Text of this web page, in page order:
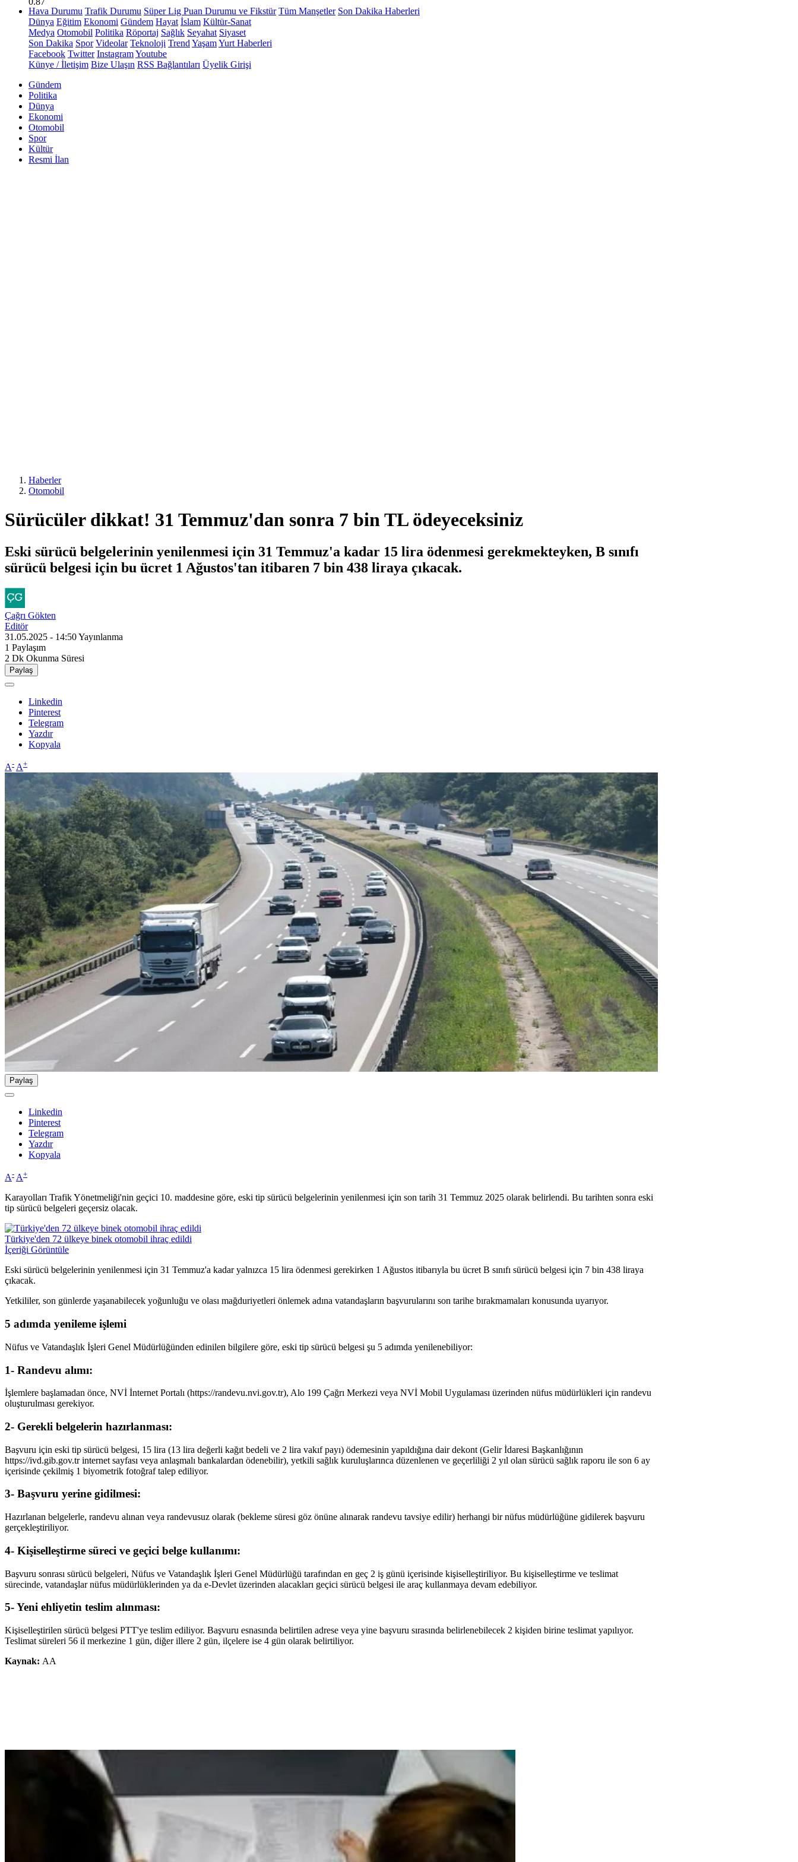
Hava Durumu Trafik Durumu Süper Lig Puan Durumu ve Fikstür Tüm Manşetler Son Dakika Haberleri
Dünya Eğitim Ekonomi Gündem Hayat İslam Kültür-Sanat
Medya Otomobil Politika Röportaj Sağlık Seyahat Siyaset
Son Dakika Spor Videolar Teknoloji Trend YaşamYurt Haberleri
Facebook Twitter InstagramYoutube
Künye / İletişim Bize Ulaşın RSS Bağlantıları Üyelik Girişi
Gündem
Politika
Dünya
Ekonomi
Otomobil
Spor
Kültür
Resmi İlan
Haberler
Otomobil
Sürücüler dikkat! 31 Temmuz'dan sonra 7 bin TL ödeyeceksiniz
Eski sürücü belgelerinin yenilenmesi için 31 Temmuz'a kadar 15 lira ödenmesi gerekmekteyken, B sınıfı
sürücü belgesi için bu ücret 1 Ağustos'tan itibaren 7 bin 438 liraya çıkacak.
Çağrı Gökten
Editör
31.05.2025 - 14:50Yayınlanma
1 Paylaşım
2 Dk Okunma Süresi
Paylaş
Linkedin
Pinterest
Telegram
Yazdır
Kopyala
A- A+
Paylaş
Linkedin
Pinterest
Telegram
Yazdır
Kopyala
A- A+
Karayolları Trafik Yönetmeliği'nin geçici 10. maddesine göre, eski tip sürücü belgelerinin yenilenmesi için son tarih 31 Temmuz 2025 olarak belirlendi. Bu tarihten sonra eski
tip sürücü belgeleri geçersiz olacak.
Türkiye'den 72 ülkeye binek otomobil ihraç edildi
İçeriği Görüntüle
Eski sürücü belgelerinin yenilenmesi için 31 Temmuz'a kadar yalnızca 15 lira ödenmesi gerekirken 1 Ağustos itibarıyla bu ücret B sınıfı sürücü belgesi için 7 bin 438 liraya
çıkacak.
Yetkililer, son günlerde yaşanabilecek yoğunluğu ve olası mağduriyetleri önlemek adına vatandaşların başvurularını son tarihe bırakmamaları konusunda uyarıyor.
5 adımda yenileme işlemi
Nüfus ve Vatandaşlık İşleri Genel Müdürlüğünden edinilen bilgilere göre, eski tip sürücü belgesi şu 5 adımda yenilenebiliyor:
1- Randevu alımı:
İşlemlere başlamadan önce, NVİ İnternet Portalı (https://randevu.nvi.gov.tr), Alo 199 Çağrı Merkezi veya NVİ Mobil Uygulaması üzerinden nüfus müdürlükleri için randevu
oluşturulması gerekiyor.
2- Gerekli belgelerin hazırlanması:
Başvuru için eski tip sürücü belgesi, 15 lira (13 lira değerli kağıt bedeli ve 2 lira vakıf payı) ödemesinin yapıldığına dair dekont (Gelir İdaresi Başkanlığının
https://ivd.gib.gov.tr internet sayfası veya anlaşmalı bankalardan ödenebilir), yetkili sağlık kuruluşlarınca düzenlenen ve geçerliliği 2 yıl olan sürücü sağlık raporu ile son 6 ay
içerisinde çekilmiş 1 biyometrik fotoğraf talep ediliyor.
3- Başvuru yerine gidilmesi:
Hazırlanan belgelerle, randevu alınan veya randevusuz olarak (bekleme süresi göz önüne alınarak randevu tavsiye edilir) herhangi bir nüfus müdürlüğüne gidilerek başvuru
gerçekleştiriliyor.
4- Kişiselleştirme süreci ve geçici belge kullanımı:
Başvuru sonrası sürücü belgeleri, Nüfus ve Vatandaşlık İşleri Genel Müdürlüğü tarafından en geç 2 iş günü içerisinde kişiselleştiriliyor. Bu kişiselleştirme ve teslimat
sürecinde, vatandaşlar nüfus müdürlüklerinden ya da e-Devlet üzerinden alacakları geçici sürücü belgesi ile araç kullanmaya devam edebiliyor.
5- Yeni ehliyetin teslim alınması:
Kişiselleştirilen sürücü belgesi PTT'ye teslim ediliyor. Başvuru esnasında belirtilen adrese veya yine başvuru sırasında belirlenebilecek 2 kişiden birine teslimat yapılıyor.
Teslimat süreleri 56 il merkezine 1 gün, diğer illere 2 gün, ilçelere ise 4 gün olarak belirtiliyor.
Kaynak: AA